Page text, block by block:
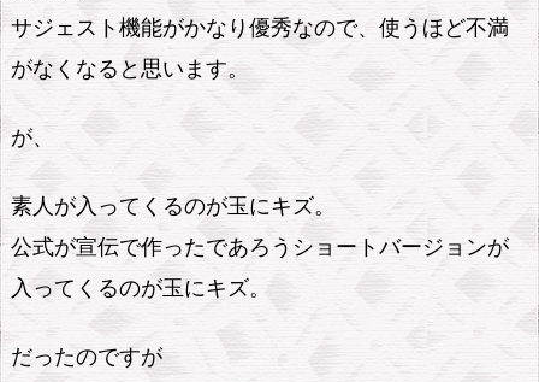
サジェスト機能がかなり優秀なので、使うほど不満
がなくなると思います。
が、
素人が入ってくるのが玉にキズ。
公式が宣伝で作ったであろうショートバージョンが
入ってくるのが玉にキズ。
だったのですが